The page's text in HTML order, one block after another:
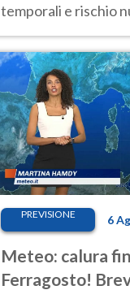
temporali e rischio
previsioni.
PREVISIONE 6
Meteo: calura
Ferragosto!